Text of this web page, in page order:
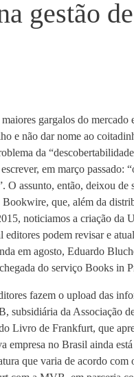
gestão
gargalos do
e não dar nome ao
da
em março passado:
assunto, então, deixou de
que, além da
noticiamos a criação
podem revisar e
em agosto, Eduardo
do serviço Books in
fazem o upload das
da Associação
Livro de Frankfurt, que
no Brasil ainda
que varia de acordo